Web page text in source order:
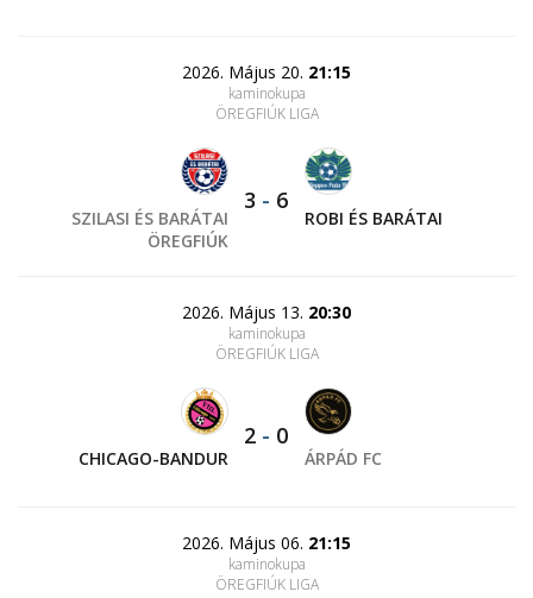
2026. Május 20. 21:15
kaminokupa
ÖREGFIÚK LIGA
SZILASI ÉS BARÁTAI
ÖREGFIÚK
3 - 6
ROBI ÉS BARÁTAI
2026. Május 13. 20:30
kaminokupa
ÖREGFIÚK LIGA
CHICAGO-BANDUR
2 - 0
ÁRPÁD FC
2026. Május 06. 21:15
kaminokupa
ÖREGFIÚK LIGA